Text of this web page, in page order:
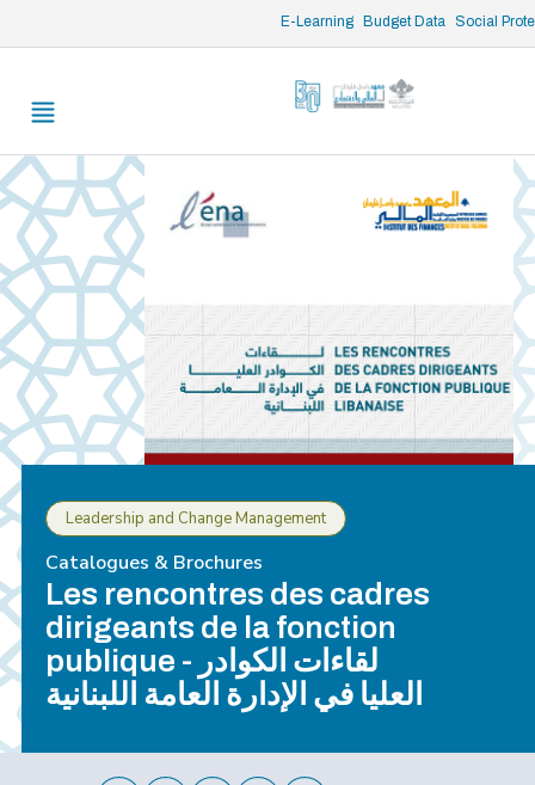
E-Learning Budget Data Social
Leadership and Change Management
Catalogues & Brochures
Les rencontres des cadres
dirigeants de la fonction
publique - لقاءات الكوادر
العليا في الإدارة العامة اللبنانية